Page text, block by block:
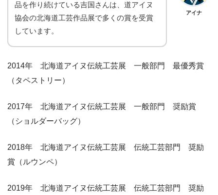
アイナ
品を作り続けている吉国さんは、道アイヌ
協会の北海道工芸作品展で多くの賞を受賞
しています。
2014年 北海道アイヌ伝統工芸展 一般部門 最優秀賞
（タペストリー）
2017年 北海道アイヌ伝統工芸展 一般部門 奨励賞
（ショルダーバッグ）
2018年 北海道アイヌ伝統工芸展 伝統工芸部門 奨励
賞（ルウンペ）
2019年 北海道アイヌ伝統工芸展 伝統工芸部門 奨励